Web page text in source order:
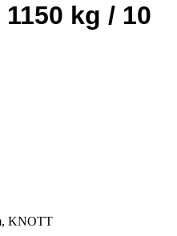
kg / 10
KNOTT